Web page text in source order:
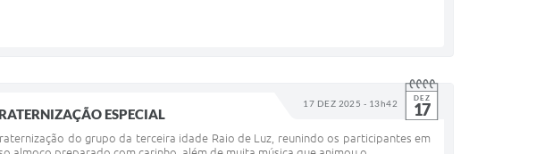
17 DEZ 2025 - 13h42 DEZ
17
ESPECIAL
do grupo da terceira idade Raio de Luz, reunindo os participantes em